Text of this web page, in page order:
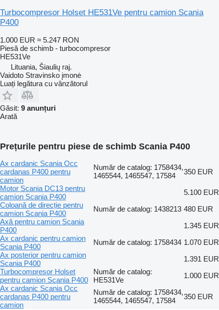
Turbocompresor Holset HE531Ve pentru camion Scania
P400
1.000 EUR ≈ 5.247 RON
Piesă de schimb - turbocompresor
HE531Ve
Lituania, Šiaulių raj.
Vaidoto Stravinsko įmonė
Luați legătura cu vânzătorul
Găsit: 9 anunțuri
Arată
Prețurile pentru piese de schimb Scania P400
Ax cardanic Scania Occ
cardanas P400 pentru
camion
Număr de catalog: 1758434,
1465544, 1465547, 17584
350 EUR
Motor Scania DC13 pentru
camion Scania P400
5.100 EUR
Coloană de direcție pentru
camion Scania P400
Număr de catalog: 1438213 480 EUR
Axă pentru camion Scania
P400
1.345 EUR
Ax cardanic pentru camion
Scania P400
Număr de catalog: 1758434 1.070 EUR
Ax posterior pentru camion
Scania P400
1.391 EUR
Turbocompresor Holset
pentru camion Scania P400
Număr de catalog:
HE531Ve
1.000 EUR
Ax cardanic Scania Occ
cardanas P400 pentru
camion
Număr de catalog: 1758434,
1465544, 1465547, 17584
350 EUR